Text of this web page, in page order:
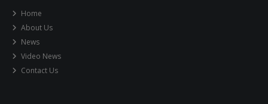
Home
About Us
News
Video News
Contact Us